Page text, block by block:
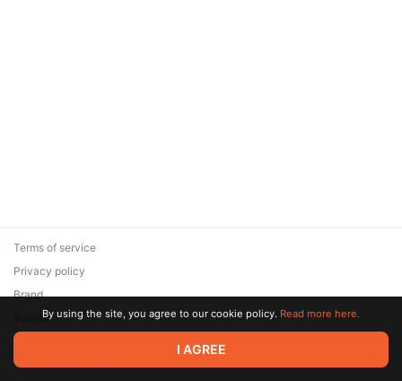
© 2026 Zaya Solutions Limited. All rights reserved. All trademarks
are the property of their respective owners.
Terms of service
Privacy policy
Brand
SupportBy using the site, you agree to our cookie policy. Read more here.
I AGREE